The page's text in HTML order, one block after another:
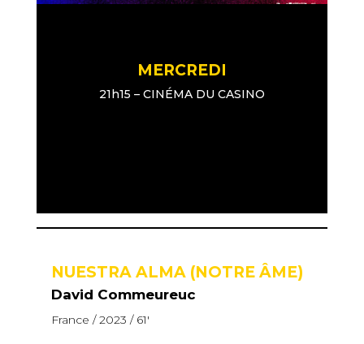
MERCREDI
21h15 – CINÉMA DU CASINO
NUESTRA ALMA (NOTRE ÂME)
David Commeureuc
France / 2023 / 61′